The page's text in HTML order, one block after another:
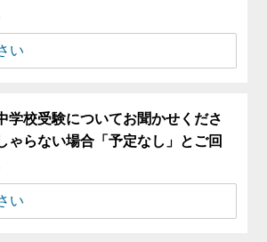
学校受験についてお聞かせくださ
ゃらない場合「予定なし」とご回